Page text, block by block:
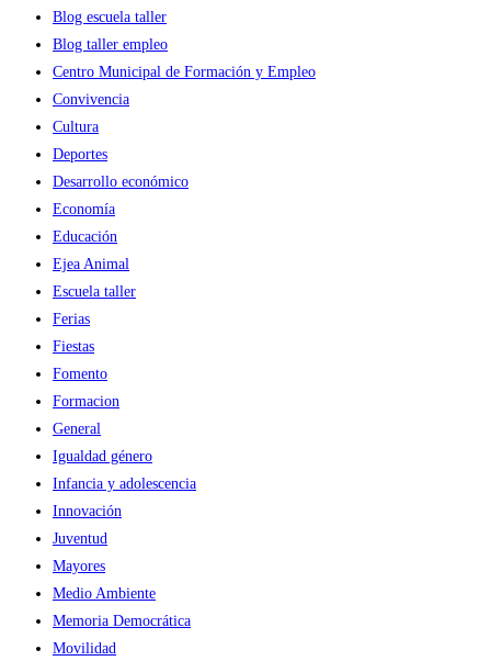
Blog escuela taller
Blog taller empleo
Centro Municipal de Formación y Empleo
Convivencia
Cultura
Deportes
Desarrollo económico
Economía
Educación
Ejea Animal
Escuela taller
Ferias
Fiestas
Fomento
Formacion
General
Igualdad género
Infancia y adolescencia
Innovación
Juventud
Mayores
Medio Ambiente
Memoria Democrática
Movilidad